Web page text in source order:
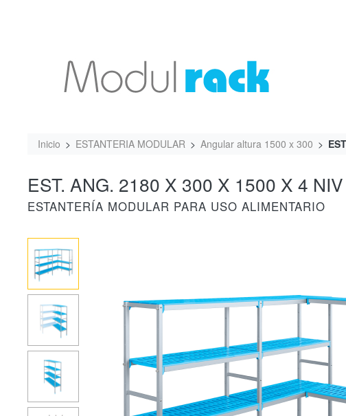
Inicio ESTANTERIA MODULAR Angular altura 1500 x 300
EST. ANG. 2180 X 300 X 1500 X 4 NIV
ESTANTERÍA MODULAR PARA USO ALIMENTARIO